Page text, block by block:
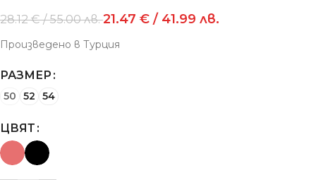
28.12€/ 55.00 лв.21.47 € / 41.99 лв.
Произведено в Турция
РАЗМЕР
50 52 54
ЦВЯТ